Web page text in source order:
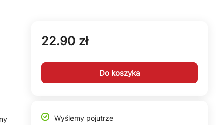
22.90 zł
Do koszyka
Wyślemy pojutrze